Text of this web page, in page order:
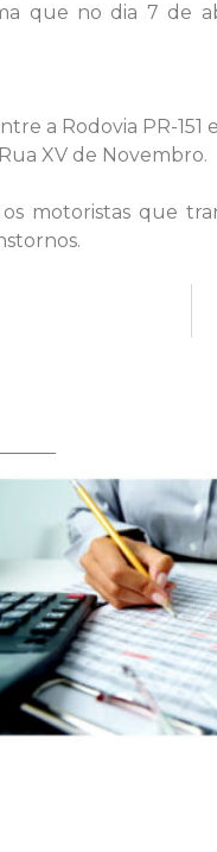
que no dia 7 de
a Rodovia PR-151
XV de Novembro.
motoristas que